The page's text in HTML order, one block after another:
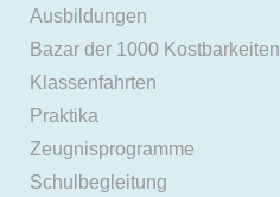
Ausbildungen
Bazar der 1000 Kostbarkeiten
Klassenfahrten
Praktika
Zeugnisprogramme
Schulbegleitung